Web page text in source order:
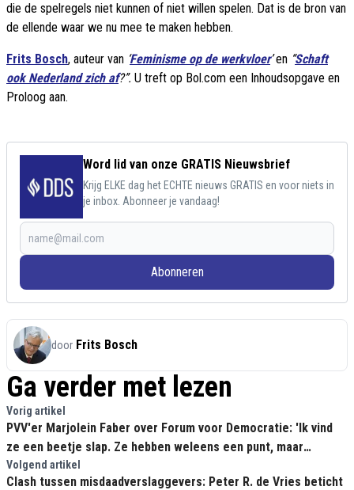
die de spelregels niet kunnen of niet willen spelen. Dat is de bron van
de ellende waar we nu mee te maken hebben.
Frits Bosch, auteur van Feminisme op de werkvloer’en “Schaft
ook Nederland zich af?”. U treft op Bol.com een Inhoudsopgave en
Proloog aan.
Word lid van onze GRATIS Nieuwsbrief
Krijg ELKE dag het ECHTE nieuws GRATIS en voor niets in
je inbox. Abonneer je vandaag!
Abonneren
door Frits Bosch
Ga verder met lezen
Vorig artikel
PVV'er Marjolein Faber over Forum voor Democratie: 'Ik vind
ze een beetje slap. Ze hebben weleens een punt, maar
drukken niet door'
Volgend artikel
Clash tussen misdaadverslaggevers: Peter R. de Vries beticht